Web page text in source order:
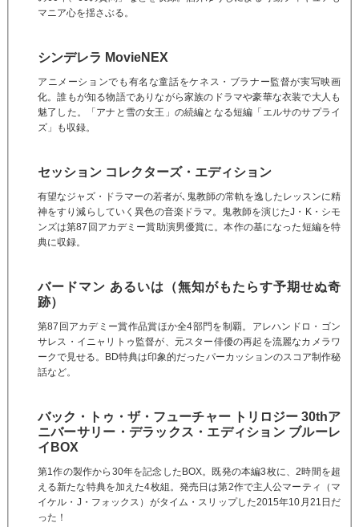
マニア心を揺さぶる。
シンデレラ MovieNEX
アニメーションでも有名な童話をケネス・ブラナー監督が実写映画
化。誰もが知る物語でありながら家族のドラマや豪華な衣装で大人も
魅了した。「アナと雪の女王」の続編となる短編「エルサのサプライ
ズ」も収録。
セッション コレクターズ・エディション
有望なジャズ・ドラマーの若者が､鬼教師の常軌を逸したレッスンに精
神をすり減らしていく異色の音楽ドラマ。鬼教師を演じたJ・K・シモ
ンズは第87回アカデミー賞助演男優賞に。本作の基になった短編を特
典に収録。
バードマン あるいは（無知がもたらす予期せぬ奇
跡）
第87回アカデミー賞作品賞ほか全4部門を制覇。アレハンドロ・ゴン
サレス・イニャリトゥ監督が、元スター俳優の再起を流麗なカメラワ
ークで見せる。BD特典は印象的だったパーカッションのスコア制作秘
話など。
バック・トゥ・ザ・フューチャー トリロジー 30thア
ニバーサリー・デラックス・エディション ブルーレ
イBOX
第1作の製作から30年を記念したBOX。既発の本編3枚に、2時間を超
える新たな特典を加えた4枚組。発売日は第2作で主人公マーティ（マ
イケル・J・フォックス）がタイム・スリップした2015年10月21日だ
った！